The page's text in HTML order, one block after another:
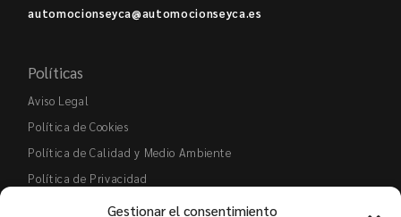
Gestionar el consentimiento
automocionseyca@automocionseyca.es
Políticas
Aviso Legal
Política de Cookies
Política de Calidad y Medio Ambiente
Política de Privacidad